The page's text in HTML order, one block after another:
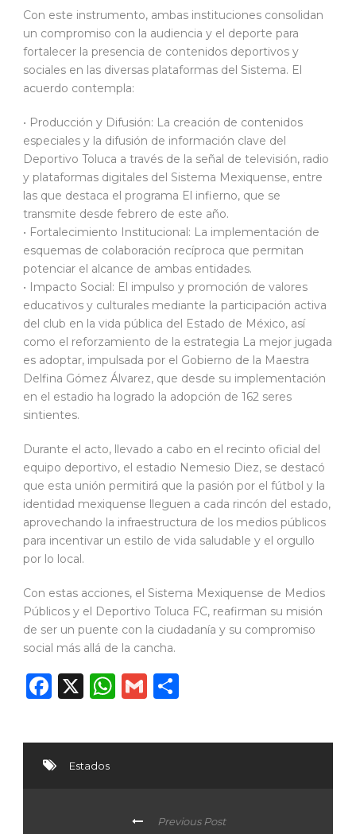
Con este instrumento, ambas instituciones consolidan
un compromiso con la audiencia y el deporte para
fortalecer la presencia de contenidos deportivos y
sociales en las diversas plataformas del Sistema. El
acuerdo contempla:
• Producción y Difusión: La creación de contenidos
especiales y la difusión de información clave del
Deportivo Toluca a través de la señal de televisión, radio
y plataformas digitales del Sistema Mexiquense, entre
las que destaca el programa El infierno, que se
transmite desde febrero de este año.
• Fortalecimiento Institucional: La implementación de
esquemas de colaboración recíproca que permitan
potenciar el alcance de ambas entidades.
• Impacto Social: El impulso y promoción de valores
educativos y culturales mediante la participación activa
del club en la vida pública del Estado de México, así
como el reforzamiento de la estrategia La mejor jugada
es adoptar, impulsada por el Gobierno de la Maestra
Delfina Gómez Álvarez, que desde su implementación
en el estadio ha logrado la adopción de 162 seres
sintientes.
Durante el acto, llevado a cabo en el recinto oficial del
equipo deportivo, el estadio Nemesio Diez, se destacó
que esta unión permitirá que la pasión por el fútbol y la
identidad mexiquense lleguen a cada rincón del estado,
aprovechando la infraestructura de los medios públicos
para incentivar un estilo de vida saludable y el orgullo
por lo local.
Con estas acciones, el Sistema Mexiquense de Medios
Públicos y el Deportivo Toluca FC, reafirman su misión
de ser un puente con la ciudadanía y su compromiso
social más allá de la cancha.
Facebook
X WhatsApp
Gmail
Estados
Previous Post